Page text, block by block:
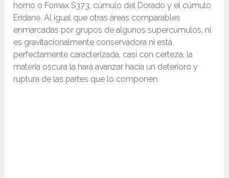
horno o Fornax S373, cúmulo del Dorado y el cúmulo
Eridane. Al igual que otras áreas comparables
enmarcadas por grupos de algunos supercúmulos, ni
es gravitacionalmente conservadora ni está
perfectamente caracterizada, casi con certeza, la
materia oscura la hará avanzar hacia un deterioro y
ruptura de las partes que lo componen.